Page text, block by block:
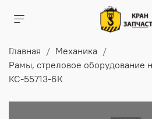
Главная
Механика
Рамы, стреловое оборудование
КС-55713-6К